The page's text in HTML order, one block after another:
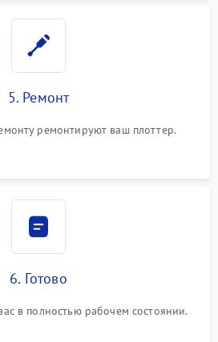
5. Ремонт
ремонтируют ваш плоттер.
6. Готово
в полностью рабочем состоянии.